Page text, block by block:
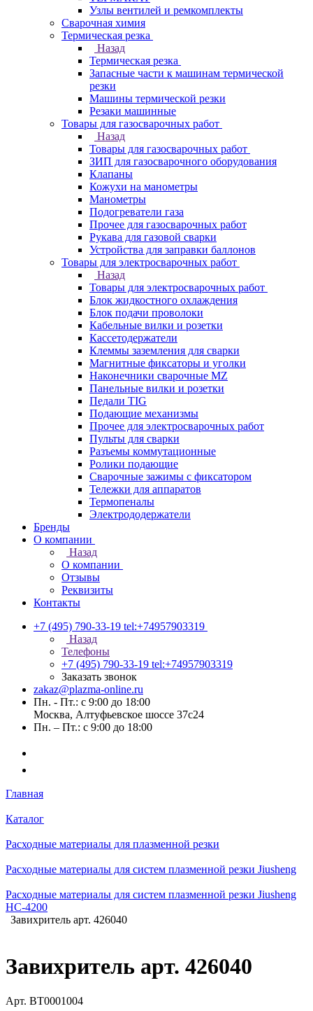
Узлы вентилей и ремкомплекты
Сварочная химия
Термическая резка
Назад
Термическая резка
Запасные части к машинам термической
резки
Машины термической резки
Резаки машинные
Товары для газосварочных работ
Назад
Товары для газосварочных работ
ЗИП для газосварочного оборудования
Клапаны
Кожухи на манометры
Манометры
Подогреватели газа
Прочее для газосварочных работ
Рукава для газовой сварки
Устройства для заправки баллонов
Товары для электросварочных работ
Назад
Товары для электросварочных работ
Блок жидкостного охлаждения
Блок подачи проволоки
Кабельные вилки и розетки
Кассетодержатели
Клеммы заземления для сварки
Магнитные фиксаторы и уголки
Наконечники сварочные MZ
Панельные вилки и розетки
Педали TIG
Подающие механизмы
Прочее для электросварочных работ
Пульты для сварки
Разъемы коммутационные
Ролики подающие
Сварочные зажимы с фиксатором
Тележки для аппаратов
Термопеналы
Электрододержатели
Бренды
О компании
Назад
О компании
Отзывы
Реквизиты
Контакты
+7 (495) 790-33-19 tel:+74957903319
Назад
Телефоны
+7 (495) 790-33-19 tel:+74957903319
Заказать звонок
zakaz@plazma-online.ru
Пн. - Пт.: с 9:00 до 18:00
Москва, Алтуфьевское шоссе 37с24
Пн. – Пт.: с 9:00 до 18:00
Главная
Каталог
Расходные материалы для плазменной резки
Расходные материалы для систем плазменной резки Jiusheng
Расходные материалы для систем плазменной резки Jiusheng
HC-4200
Завихритель арт. 426040
Завихритель арт. 426040
Арт. BT0001004